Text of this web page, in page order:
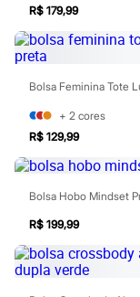
Camisetas
Calças
Calçados
Regatas
Moda íntima
Cuecas
Meias
Pijamas
Moda praia
Personagens
Plus size
Blusas e Camisetas
Camisas
Casacos e Jaquetas
Jeans
Moda esportiva
Shorts e Bermudas
R$ 179,99
+ 2 cores
R$ 129,99
R$ 199,99